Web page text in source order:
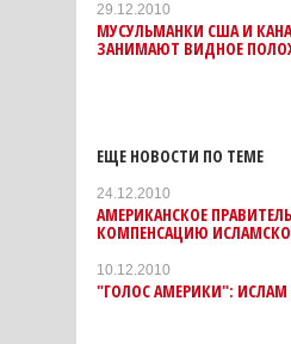
29.12.2010
МУСУЛЬМАНКИ США И
ЗАНИМАЮТ ВИДНОЕ
ЕЩЕ НОВОСТИ ПО ТЕМЕ
24.12.2010
АМЕРИКАНСКОЕ
КОМПЕНСАЦИЮ
10.12.2010
"ГОЛОС АМЕРИКИ":